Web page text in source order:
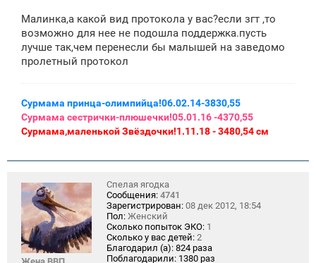
б
щ
н
и
Малинка,а какой вид протокола у вас?если згт ,то
возможно для нее не подошла поддержка.пусть
лучше так,чем перенесли бы малышей на заведомо
пролетный протокол
Сурмама принца-олимпийца!06.02.14-3830,55
Сурмама сестрички-плюшечки!05.01.16 -4370,55
Сурмама,маленькой Звёздочки!1.11.18 - 3480,54 см
Спелая ягодка
Сообщения: 4741
Зарегистрирован: 08 дек 2012, 18:54
Пол: Женский
Сколько попыток ЭКО: 1
Сколько у вас детей: 2
Благодарил (а): 824 раза
Поблагодарили: 1380 раз